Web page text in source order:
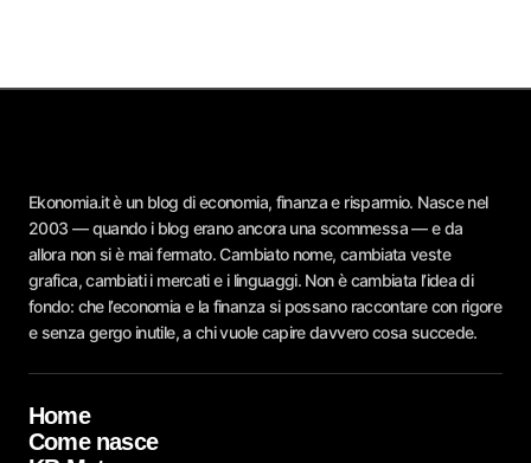
Ekonomia.it è un blog di economia, finanza e risparmio. Nasce nel
2003 — quando i blog erano ancora una scommessa — e da
allora non si è mai fermato. Cambiato nome, cambiata veste
grafica, cambiati i mercati e i linguaggi. Non è cambiata l’idea di
fondo: che l’economia e la finanza si possano raccontare con rigore
e senza gergo inutile, a chi vuole capire davvero cosa succede.
Home
Come nasce